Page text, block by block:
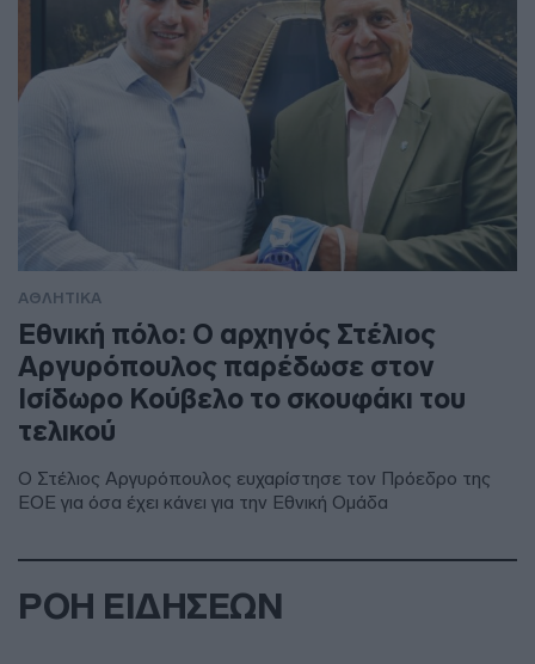
ΑΘΛΗΤΙΚΑ
Εθνική πόλο: Ο αρχηγός Στέλιος
Αργυρόπουλος παρέδωσε στον
Ισίδωρο Κούβελο το σκουφάκι του
τελικού
Ο Στέλιος Αργυρόπουλος ευχαρίστησε τον Πρόεδρο της
ΕΟΕ για όσα έχει κάνει για την Εθνική Ομάδα
ΡΟΗ ΕΙΔΗΣΕΩΝ